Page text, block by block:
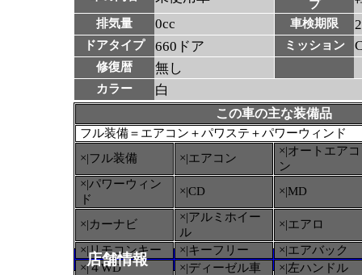
プ
排気量 0cc 車検期限
ドアタイプ 660ドア ミッション
修復暦 無し
カラー 白
この車の主な装備品
フル装備＝エアコン＋パワステ＋パワーウィンド
×|フル装備
×|エアコン
×|オートエアコ
ン
×|パワーウィン
ド
×|CD ×|MD
×|カーナビ
×|アルミホイー
ル
×|エアロ
×|リモコンキー
×|キーフリー
×|エアバック
×|４WD
×|ディーゼル車
×|左ハンドル
店舗情報